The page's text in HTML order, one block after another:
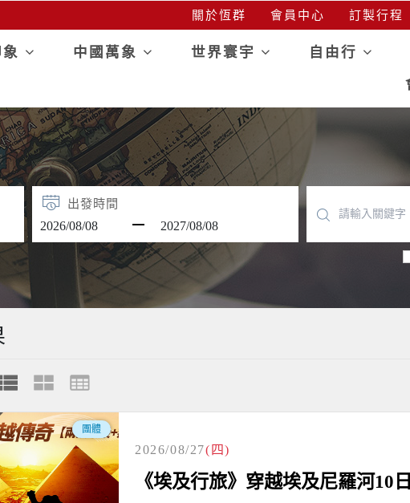
關於恆群 會員中心 訂製行程
中國萬象 世界寰宇 自由行
出發時間
團體
2026/08/27(四)
《埃及行旅》穿越埃及尼羅河10